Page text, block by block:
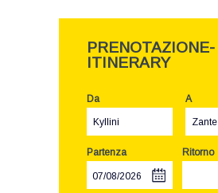
PRENOTAZIONE-
ITINERARY
Da
Kyllini
A
Zante
Partenza Ritorno